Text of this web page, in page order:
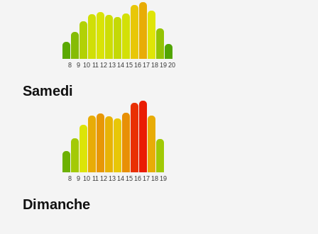
8 9 10 11 12 13 14 15 16 17 18 19 20
Samedi
8 9 10 11 12 13 14 15 16 17 18 19
Dimanche